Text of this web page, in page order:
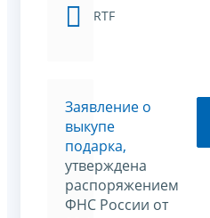
RTF
Заявление о
выкупе
подарка,
утверждена
распоряжением
ФНС России от